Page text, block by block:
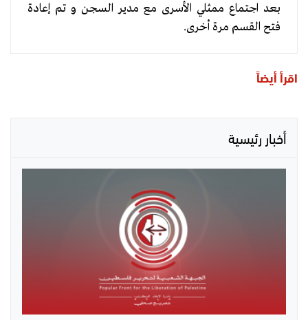
بعد اجتماع ممثلي الأسرى مع مدير السجن و تم إعادة
فتح القسم مرة أخرى.
اقرأ أيضاً
أخبار رئيسية